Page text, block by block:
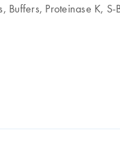
Proteinase K,